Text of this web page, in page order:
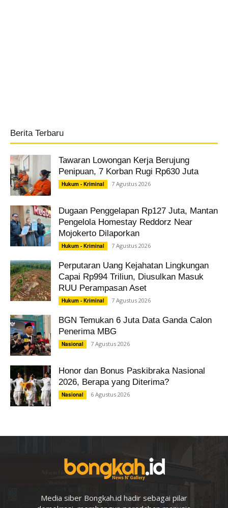
Berita Terbaru
Tawaran Lowongan Kerja Berujung
Penipuan, 7 Korban Rugi Rp630 Juta
Hukum - Kriminal 7 Agustus 2026
Dugaan Penggelapan Rp127 Juta, Mantan
Pengelola Homestay Reddorz Near
Mojokerto Dilaporkan
Hukum - Kriminal 7 Agustus 2026
Perputaran Uang Kejahatan Lingkungan
Capai Rp994 Triliun, Diusulkan Masuk
RUU Perampasan Aset
Hukum - Kriminal 7 Agustus 2026
BGN Temukan 6 Juta Data Ganda Calon
Penerima MBG
Nasional 7 Agustus 2026
Honor dan Bonus Paskibraka Nasional
2026, Berapa yang Diterima?
Nasional 6 Agustus 2026
Media siber Bongkah.id hadir sebagai pilar